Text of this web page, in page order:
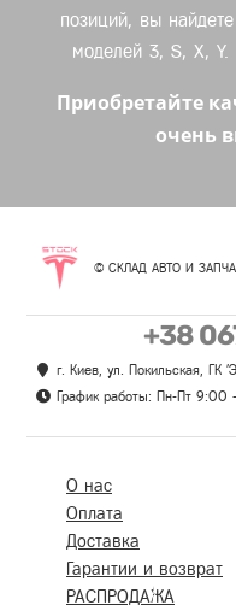
позиций, вы
моделей 3, S, X, Y.
Приобретайте
очень
© СКЛАД АВТО И
+38
г. Киев, ул. Покильская, ГК
График работы: Пн-Пт
О нас
Оплата
Доставка
Гарантии и возврат
РАСПРОДАЖА